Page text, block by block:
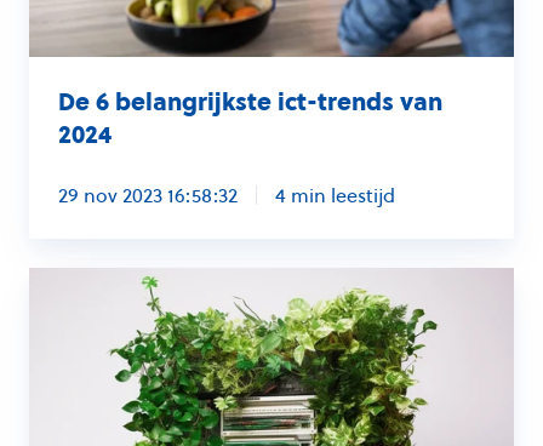
De 6 belangrijkste ict-trends van
2024
29 nov 2023 16:58:32 4 min leestijd
hardware
eigenlijk?